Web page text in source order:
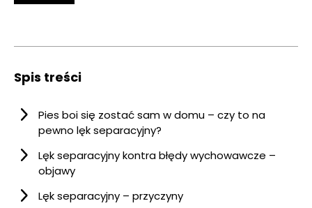
Spis treści
Pies boi się zostać sam w domu – czy to na
pewno lęk separacyjny?
Lęk separacyjny kontra błędy wychowawcze –
objawy
Lęk separacyjny – przyczyny